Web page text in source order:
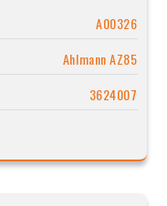
A00326
Ahlmann AZ85
3624007